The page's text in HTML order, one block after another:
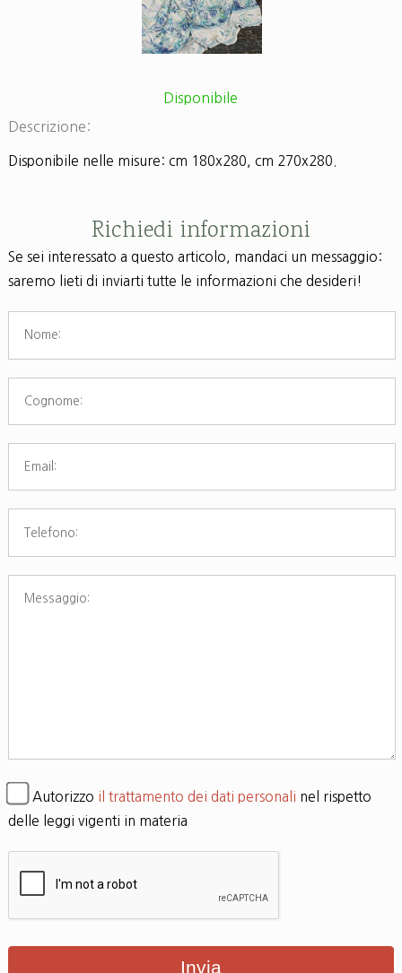
Disponibile
Descrizione:
Disponibile nelle misure: cm 180x280, cm 270x280.
Richiedi informazioni
Se sei interessato a questo articolo, mandaci un messaggio:
saremo lieti di inviarti tutte le informazioni che desideri!
Autorizzo il trattamento dei dati personali nel rispetto
delle leggi vigenti in materia